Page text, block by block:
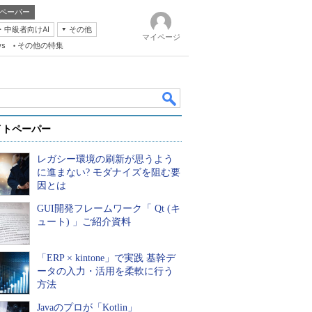
ーパー
中級者向けAI
その他
その他の特集
マイページ
ペーパー
レガシー環境の刷新が思うよう
に進まない? モダナイズを阻む要
因とは
GUI開発フレームワーク「 Qt (キ
ュート) 」ご紹介資料
「ERP × kintone」で実践 基幹デ
ータの入力・活用を柔軟に行う
方法
Javaのプロが「Kotlin」